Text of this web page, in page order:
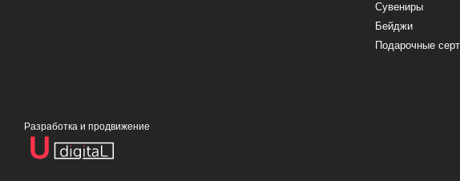
Разработка и продвижение
Сувениры
Бейджи
Подарочные